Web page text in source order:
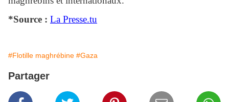
*Source : La Presse.tu
#Flotille maghrébine #Gaza
Partager